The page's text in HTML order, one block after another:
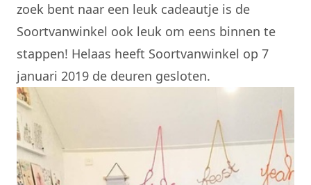
zoek bent naar een leuk cadeautje is de
Soortvanwinkel ook leuk om eens binnen te
stappen! Helaas heeft Soortvanwinkel op 7
januari 2019 de deuren gesloten.